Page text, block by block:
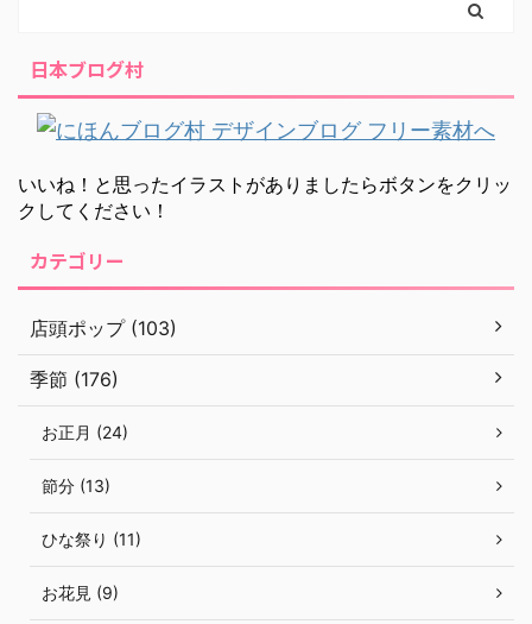
日本ブログ村
いいね！と思ったイラストがありましたらボタンをクリッ
クしてください！
カテゴリー
店頭ポップ (103)
季節 (176)
お正月 (24)
節分 (13)
ひな祭り (11)
お花見 (9)